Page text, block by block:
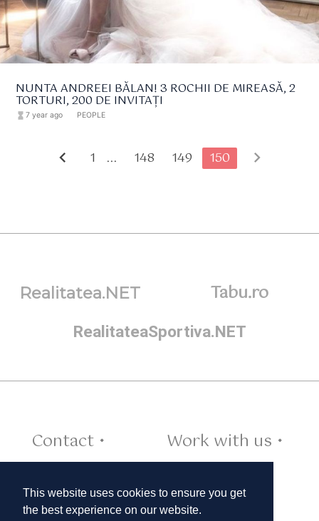
This website uses cookies to ensure you get
the best experience on our website.
NUNTA ANDREEI BĂLAN! 3 ROCHII DE MIREASĂ, 2
TORTURI, 200 DE INVITAȚI
hourglass_full7 year ago PEOPLE
chevron_left 1 ... 148 149 150 chevron_right
Realitatea.NET Tabu.ro
RealitateaSportiva.NET
Contact •
Work with us •
Cookies •